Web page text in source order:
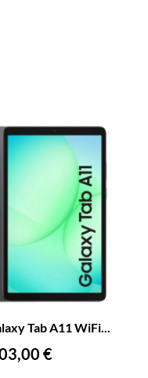
Tab A11 WiFi...
€
+
AL CARRITO